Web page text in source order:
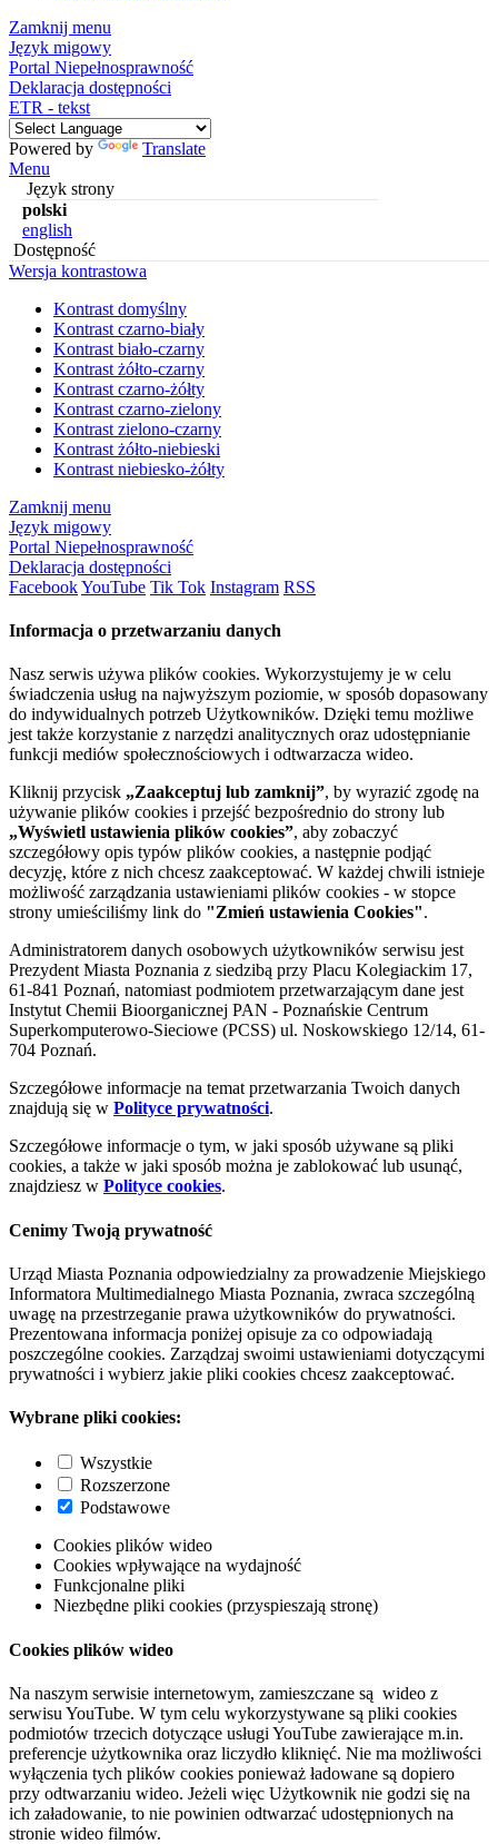
Zamknij menu
Język migowy
Portal Niepełnosprawność
Deklaracja dostępności
ETR - tekst
Powered by
Translate
Menu
Język strony
polski
english
Dostępność
Wersja kontrastowa
Kontrast domyślny
Kontrast czarno-biały
Kontrast biało-czarny
Kontrast żółto-czarny
Kontrast czarno-żółty
Kontrast czarno-zielony
Kontrast zielono-czarny
Kontrast żółto-niebieski
Kontrast niebiesko-żółty
Zamknij menu
Język migowy
Portal Niepełnosprawność
Deklaracja dostępności
FacebookYouTube Tik Tok Instagram RSS
Informacja o przetwarzaniu danych
Nasz serwis używa plików cookies. Wykorzystujemy je w celu
świadczenia usług na najwyższym poziomie, w sposób dopasowany
do indywidualnych potrzeb Użytkowników. Dzięki temu możliwe
jest także korzystanie z narzędzi analitycznych oraz udostępnianie
funkcji mediów społecznościowych i odtwarzacza wideo.
Kliknij przycisk „Zaakceptuj lub zamknij”, by wyrazić zgodę na
używanie plików cookies i przejść bezpośrednio do strony lub
„Wyświetl ustawienia plików cookies”, aby zobaczyć
szczegółowy opis typów plików cookies, a następnie podjąć
decyzję, które z nich chcesz zaakceptować. W każdej chwili istnieje
możliwość zarządzania ustawieniami plików cookies - w stopce
strony umieściliśmy link do "Zmień ustawienia Cookies".
Administratorem danych osobowych użytkowników serwisu jest
Prezydent Miasta Poznania z siedzibą przy Placu Kolegiackim 17,
61-841 Poznań, natomiast podmiotem przetwarzającym dane jest
Instytut Chemii Bioorganicznej PAN - Poznańskie Centrum
Superkomputerowo-Sieciowe (PCSS) ul. Noskowskiego 12/14, 61-
704 Poznań.
Szczegółowe informacje na temat przetwarzania Twoich danych
znajdują się w Polityce prywatności.
Szczegółowe informacje o tym, w jaki sposób używane są pliki
cookies, a także w jaki sposób można je zablokować lub usunąć,
znajdziesz w Polityce cookies.
Cenimy Twoją prywatność
Urząd Miasta Poznania odpowiedzialny za prowadzenie Miejskiego
Informatora Multimedialnego Miasta Poznania, zwraca szczególną
uwagę na przestrzeganie prawa użytkowników do prywatności.
Prezentowana informacja poniżej opisuje za co odpowiadają
poszczególne cookies. Zarządzaj swoimi ustawieniami dotyczącymi
prywatności i wybierz jakie pliki cookies chcesz zaakceptować.
Wybrane pliki cookies:
Wszystkie
Rozszerzone
Podstawowe
Cookies plików wideo
Cookies wpływające na wydajność
Funkcjonalne pliki
Niezbędne pliki cookies (przyspieszają stronę)
Cookies plików wideo
Na naszym serwisie internetowym, zamieszczane są wideo z
serwisu YouTube. W tym celu wykorzystywane są pliki cookies
podmiotów trzecich dotyczące usługi YouTube zawierające m.in.
preferencje użytkownika oraz liczydło kliknięć. Nie ma możliwości
wyłączenia tych plików cookies ponieważ ładowane są dopiero
przy odtwarzaniu wideo. Jeżeli więc Użytkownik nie godzi się na
ich załadowanie, to nie powinien odtwarzać udostępnionych na
stronie wideo filmów.